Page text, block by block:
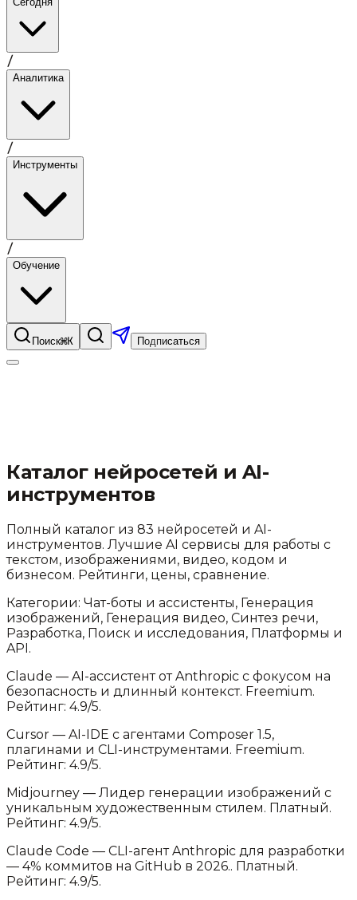
/
Аналитика
/
Инструменты
/
Обучение
Поиск⌘K Подписаться
Каталог нейросетей и AI-
инструментов
Полный каталог из 83 нейросетей и AI-
инструментов. Лучшие AI сервисы для работы с
текстом, изображениями, видео, кодом и
бизнесом. Рейтинги, цены, сравнение.
Категории: Чат-боты и ассистенты, Генерация
изображений, Генерация видео, Синтез речи,
Разработка, Поиск и исследования, Платформы и
API.
Claude — AI-ассистент от Anthropic с фокусом на
безопасность и длинный контекст. Freemium.
Рейтинг: 4.9/5.
Cursor — AI-IDE с агентами Composer 1.5,
плагинами и CLI-инструментами. Freemium.
Рейтинг: 4.9/5.
Midjourney — Лидер генерации изображений с
уникальным художественным стилем. Платный.
Рейтинг: 4.9/5.
Claude Code — CLI-агент Anthropic для разработки
— 4% коммитов на GitHub в 2026.. Платный.
Рейтинг: 4.9/5.